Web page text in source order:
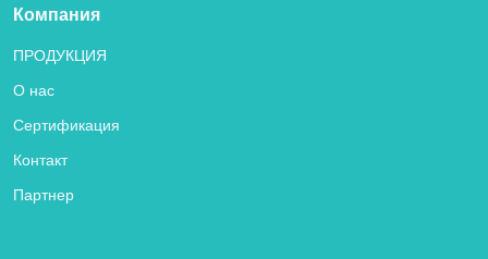
Компания
ПРОДУКЦИЯ
О нас
Сертификация
Контакт
Партнер